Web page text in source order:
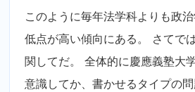
このように毎年法学科よりも政
低点が高い傾向にある。 さてで
関してだ。 全体的に慶應義塾大
意識してか、書かせるタイプの